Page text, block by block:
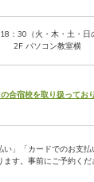
：30（火・木・土・日
2F パソコン教室横
合宿校を取り扱ってお
」「カードでのお支
ます。事前にご予約くだ